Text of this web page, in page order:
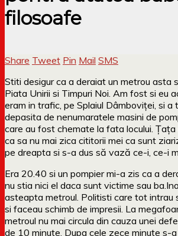
filosoafe
Share Tweet Pin Mail SMS
Stiti desigur ca a deraiat un metrou asta
Piata Unirii si Timpuri Noi. Am fost si eu
eram in trafic, pe Splaiul Dâmboviței, si a
depasita de nenumaratele masini de
care au fost chemate la fata locului. Țața
ca sa nu mai zica cititorii mei ca sunt
pe dreapta si s-a dus să vază ce-i, ce-i
Era 20.40 si un pompier mi-a zis ca a
nu stia nici el daca sunt victime sau ba.
asteapta metroul. Politisti care tot intrau
si faceau schimb de impresii. La
metroul nu mai circula din cauza unei
de 10 minute. Dupa cele zece minute s-